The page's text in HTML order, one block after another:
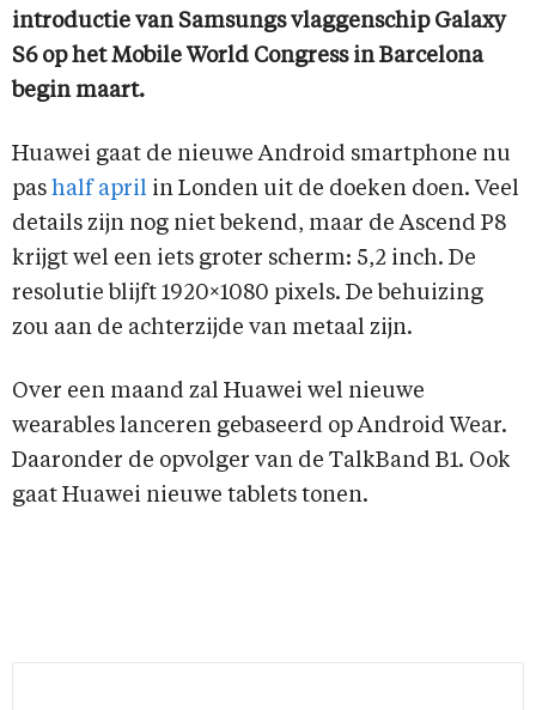
introductie van Samsungs vlaggenschip Galaxy
S6 op het Mobile World Congress in Barcelona
begin maart.
Huawei gaat de nieuwe Android smartphone nu
pas half april in Londen uit de doeken doen. Veel
details zijn nog niet bekend, maar de Ascend P8
krijgt wel een iets groter scherm: 5,2 inch. De
resolutie blijft 1920×1080 pixels. De behuizing
zou aan de achterzijde van metaal zijn.
Over een maand zal Huawei wel nieuwe
wearables lanceren gebaseerd op Android Wear.
Daaronder de opvolger van de TalkBand B1. Ook
gaat Huawei nieuwe tablets tonen.